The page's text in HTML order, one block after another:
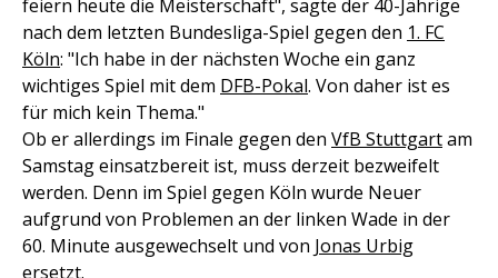
feiern heute die Meisterschaft", sagte der 40-Jährige
nach dem letzten Bundesliga-Spiel gegen den 1. FC
Köln: "Ich habe in der nächsten Woche ein ganz
wichtiges Spiel mit dem DFB-Pokal. Von daher ist es
für mich kein Thema."
Ob er allerdings im Finale gegen den VfB Stuttgartam
Samstag einsatzbereit ist, muss derzeit bezweifelt
werden. Denn im Spiel gegen Köln wurde Neuer
aufgrund von Problemen an der linken Wade in der
60. Minute ausgewechselt und von Jonas Urbig
ersetzt.